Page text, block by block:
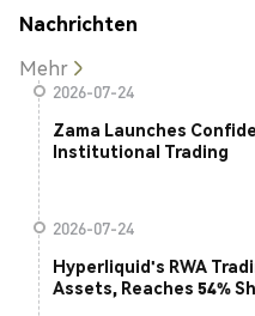
Nachrichten
Mehr
2026-07-24
Zama Launches
Institutional Trading
2026-07-24
Hyperliquid's RWA
Assets, Reaches 54%